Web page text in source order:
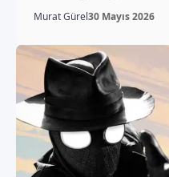
Murat Gürel30 Mayıs 2026